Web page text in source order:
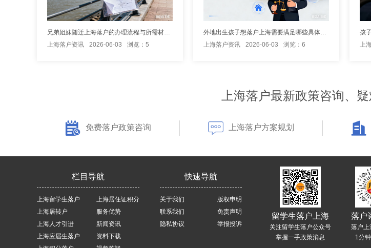
上海落户资讯
2026-06-03 浏览：5
上海落户资讯
2026-06-03 浏览：6
上
上海落户最新政策咨询、
免费落户政策咨询 上海落户方案规划
栏目导航
上海留学生落户
上海居转户
上海人才引进
上海应届生落户
上海居住证积分
服务优势
新闻资讯
资料下载
快速导航
关于我们
联系我们
隐私协议
版权申明
免责声明
举报投诉
留学生落户上海
关注留学生落户公众号
掌握一手政策消息
落户
落户上
1分